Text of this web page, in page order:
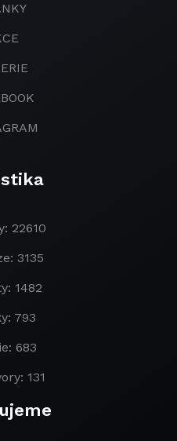
22610
3135
1482
793
683
131